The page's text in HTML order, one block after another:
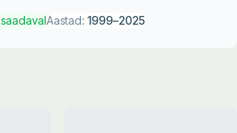
saadavalAastad: 1999–2025